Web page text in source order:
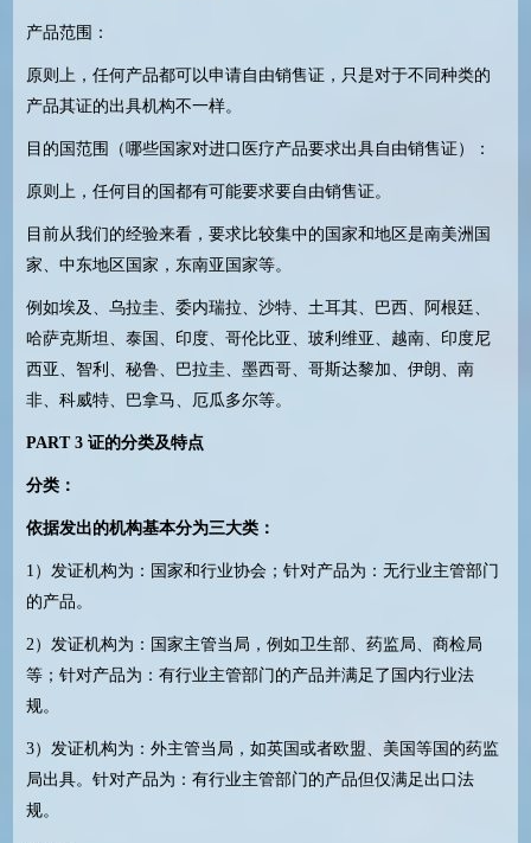
产品范围：
原则上，任何产品都可以申请自由销售证，只是对于不同种类的
产品其证的出具机构不一样。
目的国范围（哪些国家对进口医疗产品要求出具自由销售证）：
原则上，任何目的国都有可能要求要自由销售证。
目前从我们的经验来看，要求比较集中的国家和地区是南美洲国
家、中东地区国家，东南亚国家等。
例如埃及、乌拉圭、委内瑞拉、沙特、土耳其、巴西、阿根廷、
哈萨克斯坦、泰国、印度、哥伦比亚、玻利维亚、越南、印度尼
西亚、智利、秘鲁、巴拉圭、墨西哥、哥斯达黎加、伊朗、南
非、科威特、巴拿马、厄瓜多尔等。
PART 3 证的分类及特点
分类：
依据发出的机构基本分为三大类：
1 ）发证机构为：国家和行业协会；针对产品为：无行业主管部门
的产品。
2）发证机构为：国家主管当局，例如卫生部、药监局、商检局
等；针对产品为：有行业主管部门的产品并满足了国内行业法
规。
3）发证机构为：外主管当局，如英国或者欧盟、美国等国的药监
局出具。针对产品为：有行业主管部门的产品但仅满足出口法
规。